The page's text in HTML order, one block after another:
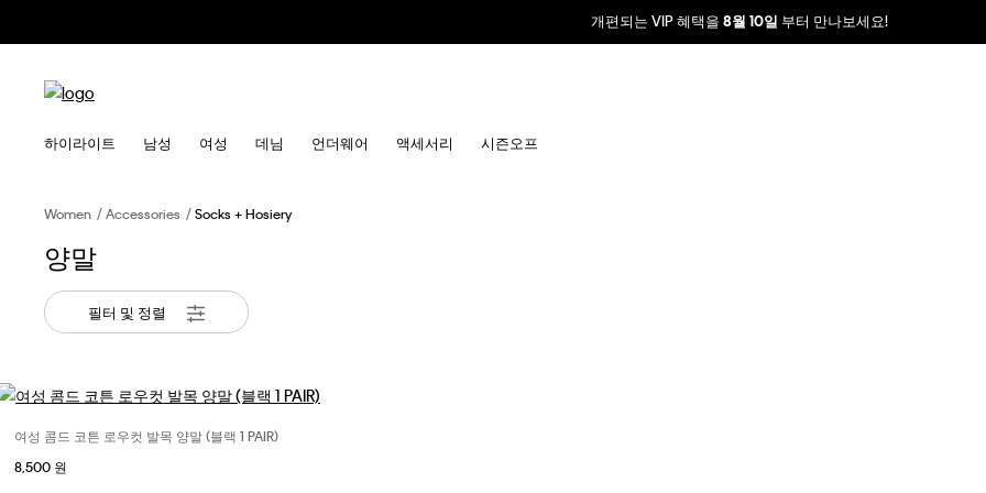
개편되는 VIP 혜택을 8월 10일 부터 만나보세요!
하이라이트 남성 여성 데님 언더웨어 액세서리 시즌오프
Women Accessories Socks + Hosiery
양말
필터 및 정렬
사이즈 선택
여성 콤드 코튼 로우컷 발목 양말 (블랙 1 PAIR)
8,500 원